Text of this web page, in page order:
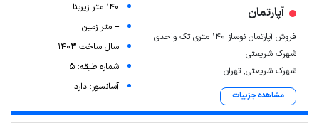
آپارتمان
فروش آپارتمان نوساز ۱۴۰ متری تک واحدی
شهرک شریعتی
شهرک شریعتی, تهران
مشاهده جزییات
140 متر زیربنا
-- متر زمین
سال ساخت 1403
شماره طبقه: 5
آسانسور: دارد